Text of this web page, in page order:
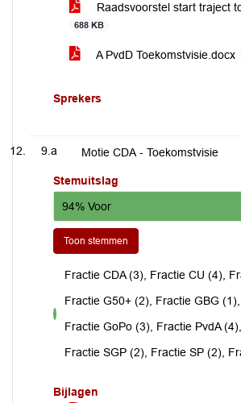
Raadsvoorstel start traject
688 KB
A PvdD Toekomstvisie.docx
Sprekers
9.a Motie CDA - Toekomstvisie
Stemuitslag
94% Voor
Toon stemmen
voor
Fractie CDA (3), Fractie CU (4),
Fractie G50+ (2), Fractie GBG
Fractie GoPo (3), Fractie PvdA
Fractie SGP (2), Fractie SP (2),
Bijlagen